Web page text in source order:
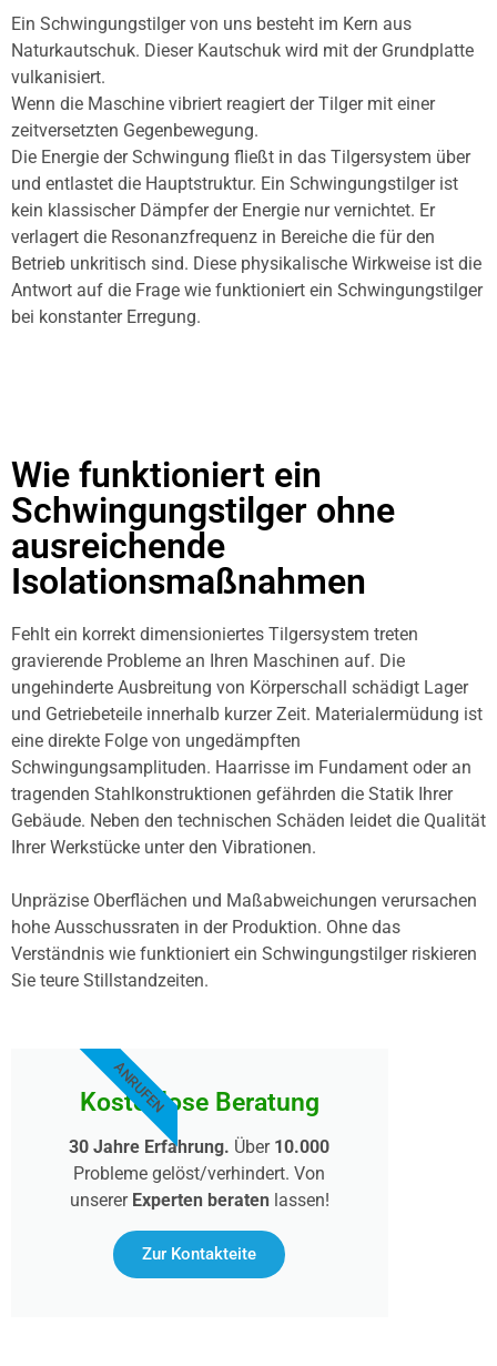
Ein Schwingungstilger von uns besteht im Kern aus
Naturkautschuk. Dieser Kautschuk wird mit der Grundplatte
vulkanisiert.
Wenn die Maschine vibriert reagiert der Tilger mit einer
zeitversetzten Gegenbewegung.
Die Energie der Schwingung fließt in das Tilgersystem über
und entlastet die Hauptstruktur. Ein Schwingungstilger ist
kein klassischer Dämpfer der Energie nur vernichtet. Er
verlagert die Resonanzfrequenz in Bereiche die für den
Betrieb unkritisch sind. Diese physikalische Wirkweise ist die
Antwort auf die Frage wie funktioniert ein Schwingungstilger
bei konstanter Erregung.
Wie funktioniert ein
Schwingungstilger ohne
ausreichende
Isolationsmaßnahmen
Fehlt ein korrekt dimensioniertes Tilgersystem treten
gravierende Probleme an Ihren Maschinen auf. Die
ungehinderte Ausbreitung von Körperschall schädigt Lager
und Getriebeteile innerhalb kurzer Zeit. Materialermüdung ist
eine direkte Folge von ungedämpften
Schwingungsamplituden. Haarrisse im Fundament oder an
tragenden Stahlkonstruktionen gefährden die Statik Ihrer
Gebäude. Neben den technischen Schäden leidet die Qualität
Ihrer Werkstücke unter den Vibrationen.
Unpräzise Oberflächen und Maßabweichungen verursachen
hohe Ausschussraten in der Produktion. Ohne das
Verständnis wie funktioniert ein Schwingungstilger riskieren
Sie teure Stillstandzeiten.
Kostenlose Beratung
30 Jahre Erfahrung. Über 10.000
Probleme gelöst/verhindert. Von
unserer Experten beratenlassen!
Zur Kontakteite
ANRUFEN